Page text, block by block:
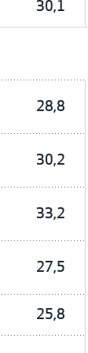
30,1
28,8
30,2
33,2
27,5
25,8